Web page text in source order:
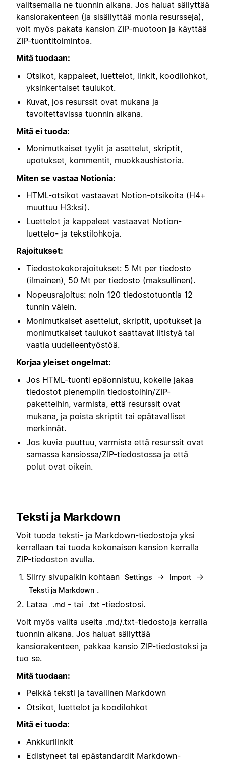
valitsemalla ne tuonnin aikana. Jos haluat säilyttää
kansiorakenteen (ja sisällyttää monia resursseja),
voit myös pakata kansion ZIP-muotoon ja käyttää
ZIP-tuontitoimintoa.
Mitä tuodaan:
Otsikot, kappaleet, luettelot, linkit, koodilohkot,
yksinkertaiset taulukot.
Kuvat, jos resurssit ovat mukana ja
tavoitettavissa tuonnin aikana.
Mitä ei tuoda:
Monimutkaiset tyylit ja asettelut, skriptit,
upotukset, kommentit, muokkaushistoria.
Miten se vastaa Notionia:
HTML-otsikot vastaavat Notion-otsikoita (H4+
muuttuu H3:ksi).
Luettelot ja kappaleet vastaavat Notion-
luettelo- ja tekstilohkoja.
Rajoitukset:
Tiedostokokorajoitukset: 5 Mt per tiedosto
(ilmainen), 50 Mt per tiedosto (maksullinen).
Nopeusrajoitus: noin 120 tiedostotuontia 12
tunnin välein.
Monimutkaiset asettelut, skriptit, upotukset ja
monimutkaiset taulukot saattavat litistyä tai
vaatia uudelleentyöstöä.
Korjaa yleiset ongelmat:
Jos HTML-tuonti epäonnistuu, kokeile jakaa
tiedostot pienempiin tiedostoihin/ZIP-
paketteihin, varmista, että resurssit ovat
mukana, ja poista skriptit tai epätavalliset
merkinnät.
Jos kuvia puuttuu, varmista että resurssit ovat
samassa kansiossa/ZIP-tiedostossa ja että
polut ovat oikein.
Teksti ja Markdown
Voit tuoda teksti- ja Markdown-tiedostoja yksi
kerrallaan tai tuoda kokonaisen kansion kerralla
ZIP-tiedoston avulla.
Siirry sivupalkin kohtaan Settings → Import →
Teksti ja Markdown .
Lataa
.md - tai .txt -tiedostosi.
Voit myös valita useita .md/.txt-tiedostoja kerralla
tuonnin aikana. Jos haluat säilyttää
kansiorakenteen, pakkaa kansio ZIP-tiedostoksi ja
tuo se.
Mitä tuodaan:
Pelkkä teksti ja tavallinen Markdown
Otsikot, luettelot ja koodilohkot
Mitä ei tuoda:
Ankkurilinkit
Edistyneet tai epästandardit Markdown-